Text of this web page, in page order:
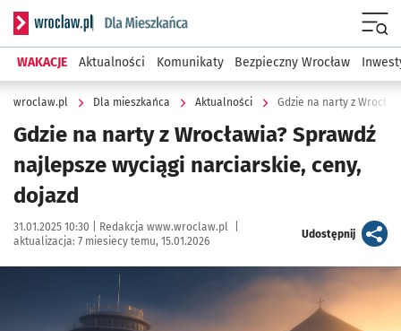
Serwis informacyjny wroclaw.pl podserwis: Dla mieszkańca
WAKACJE Aktualności Komunikaty Bezpieczny Wrocław
wroclaw.pl Dla mieszkańca Aktualności Gdzie na narty z
Gdzie na narty z Wrocławia? Sprawdź
najlepsze wyciągi narciarskie, ceny,
dojazd
Data publikacji:
31.01.2025 10:30 | Autor:
Redakcja www.wroclaw.pl
aktualizacja: 7 miesiecy temu, 15.01.2026
Udostępnijartykuł
Kliknij, aby zobaczyć galerię
Kliknij, aby powiększyć